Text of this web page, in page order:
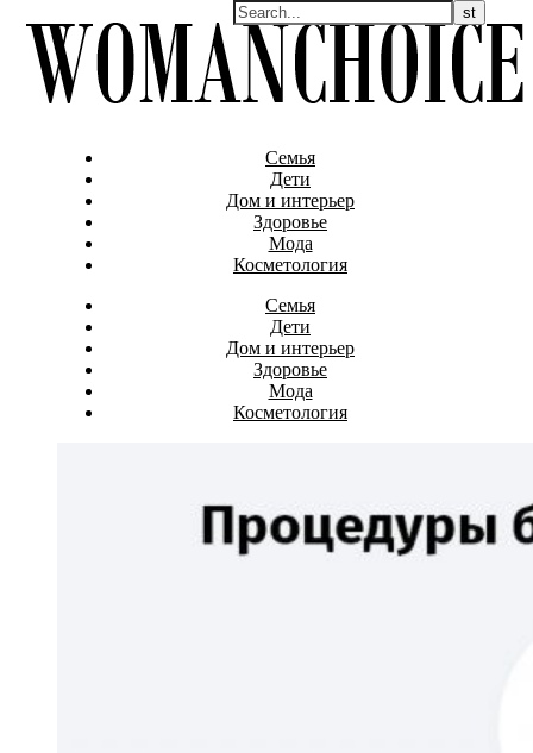
Семья
Дети
Дом и интерьер
Здоровье
Мода
Косметология
Семья
Дети
Дом и интерьер
Здоровье
Мода
Косметология